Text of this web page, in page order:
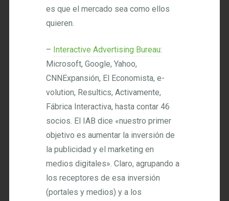
es que el mercado sea como ellos
quieren.
– Interactive Advertising Bureau:
Microsoft, Google, Yahoo,
CNNExpansión, El Economista, e-
volution, Resultics, Activamente,
Fábrica Interactiva, hasta contar 46
socios. El IAB dice «nuestro primer
objetivo es aumentar la inversión de
la publicidad y el marketing en
medios digitales». Claro, agrupando a
los receptores de esa inversión
(portales y medios) y a los